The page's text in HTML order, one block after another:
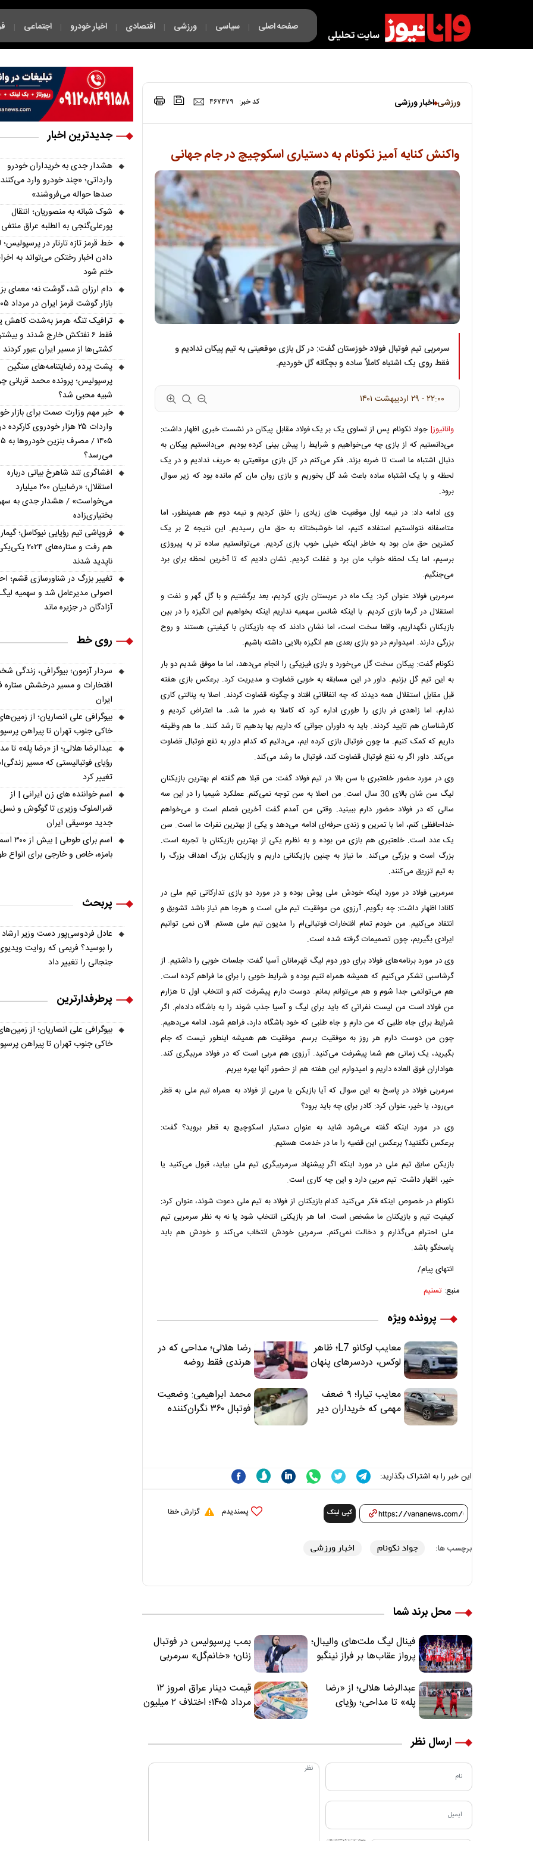
صفحه اصلی | سیاسی | ورزشی | اقتصادی | اخبار خودرو | اجتماعی |
فکت لایف |
ورزشی اخبار ورزشی کد خبر: ۴۶۷۴۷۹
واکنش کنایه آمیز نکونام به دستیاری اسکوچیچ در جام جهانی
سرمربی تیم فوتبال فولاد خوزستان گفت: در کل بازی موقعیتی به تیم پیکان ندادیم و
فقط روی یک اشتباه کاملاً ساده و بچگانه گل خوردیم.
۲۲:۰۰ - ۲۹ ارديبهشت ۱۴۰۱
وانانیوز| جواد نکونام پس از تساوی یک بر یک فولاد مقابل پیکان در نشست خبری اظهار داشت:
می‌دانستیم که از بازی چه می‌خواهیم و شرایط را پیش بینی کرده بودیم. می‌دانستیم پیکان به
دنبال اشتباه ما است تا ضربه بزند. فکر می‌کنم در کل بازی موقعیتی به حریف ندادیم و در یک
لحظه و با یک اشتباه ساده باعث شد گل بخوریم و بازی روان مان کم مانده بود که زیر سوال
برود.
وی ادامه داد: در نیمه اول موقعیت های زیادی را خلق کردیم و نیمه دوم هم همینطور، اما
متاسفانه نتوانستیم استفاده کنیم، اما خوشبختانه به حق مان رسیدیم. این نتیجه 2 بر یک
کمترین حق مان بود به خاطر اینکه خیلی خوب بازی کردیم. می‌توانستیم ساده تر به پیروزی
برسیم، اما یک لحظه خواب مان برد و غفلت کردیم. نشان دادیم که تا آخرین لحظه برای برد
می‌جنگیم.
سرمربی فولاد عنوان کرد: یک ماه در عربستان بازی کردیم، بعد برگشتیم و با گل گهر و نفت و
استقلال در گرما بازی کردیم. با اینکه شانس سهمیه نداریم اینکه بخواهیم این انگیزه را در بین
بازیکنان نگهداریم، واقعا سخت است، اما نشان دادند که چه بازیکنان با کیفیتی هستند و روح
بزرگی دارند. امیدوارم در دو بازی بعدی هم انگیزه بالایی داشته باشیم.
نکونام گفت: پیکان سخت گل می‌خورد و بازی فیزیکی را انجام می‌دهد، اما ما موفق شدیم دو بار
به این تیم گل بزنیم. داور در این مسابقه به خوبی قضاوت و مدیریت کرد. برعکس بازی هفته
قبل مقابل استقلال همه دیدند که چه اتفاقاتی افتاد و چگونه قضاوت کردند. اصلا به پنالتی کاری
ندارم، اما زاهدی فر بازی را طوری اداره کرد که کاملا به ضرر ما شد. ما اعتراض کردیم و
کارشناسان هم تایید کردند. باید به داوران جوانی که داریم بها بدهیم تا رشد کنند. ما هم وظیفه
داریم که کمک کنیم. ما چون فوتبال بازی کرده ایم، می‌دانیم که کدام داور به نفع فوتبال قضاوت
می‌کند. داور اگر به نفع فوتبال قضاوت کند، فوتبال ما رشد می‌کند.
وی در مورد حضور خلعتبری با سن بالا در تیم فولاد گفت: من قبلا هم گفته ام بهترین بازیکنان
لیگ سن شان بالای 30 سال است. من اصلا به سن توجه نمی‌کنم. عملکرد
شیمبا را در این سه
سالی که در فولاد حضور دارم ببینید. وقتی من آمدم گفت آخرین فصلم است و می‌خواهم
خداحافظی کنم، اما با تمرین و زندی حرفه‌ای ادامه می‌دهد و یکی از بهترین نفرات ما است. سن
یک عدد است. خلعتبری هم بازی من بوده و به نظرم یکی از بهترین بازیکنان با تجربه است.
بزرگ است و بزرگی می‌کند. ما نیاز به چنین بازیکنانی داریم و بازیکنان بزرگ اهداف بزرگ را
بهتیمتزریق می‌کنند.
سرمربی فولاد در مورد اینکه خودش ملی پوش بوده و در مورد دو بازی تدارکاتی تیم ملی در
کانادا اظهار داشت: چه بگویم. آرزوی من موفقیت تیم ملی است و هرجا هم نیاز باشد تشویق و
انتقاد می‌کنیم. من خودم تمام افتخارات فوتبالی‌ام را مدیونتیم ملی هستم. الان نمی توانیم
ایرادی بگیریم، چون تصمیمات گرفته شده است.
وی در مورد برنامه‌های فولاد برای دور دوم لیگ قهرمانان آسیا گفت: جلسات خوبی را داشتیم. از
گرشاسبی تشکر می‌کنیم که همیشه همراه تنیم بوده و شرایط خوبی را برای ما فراهم کرده است.
هم می‌توانمی جدا شوم و هم می‌توانم بمانم. دوست دارم پیشرفت کنم و انتخاب اول تا هزارم
من فولاد است من لیست نفراتی که باید برای لیگ و آسیا جذب شوند را به باشگاه داده‌ام. اگر
شرایط برای جاه طلبی که من دارم و جاه طلبی که خود باشگاه دارد، فراهم شود، ادامه می‌دهیم.
چون من دوست دارم هر روز به موفقیت برسم. موفقیت هم همیشه اینطور نیست که جام
بگیرید، یک زمانی هم شما پیشرفت می‌کنید. آرزوی هم مربی است که در فولاد مربیگری کند.
هواداران فوق العادهداریم و امیدوارم این هفته هم از حضور آنها بهره ببریم.
سرمربی فولاد در پاسخ به این سوال که آیا بازیکن یا مربی از فولاد به همراه تیم ملی به قطر
می‌رود، یا خیر، عنوان کرد: کادر برای چه باید برود؟
وی در مورد اینکه گفته می‌شود شاید به عنوان دستیار اسکوچیچ به قطر بروید؟ گفت:
برعکسنگفتید؟ برعکس این قضیه را ما در خدمت هستیم.
بازیکن سابق تیم ملی در مورد اینکه اگر پیشنهاد سرمربیگری تیم ملی بیاید، قبول می‌کنید یا
خیر، اظهار داشت: تیم مربی دارد و این چه کاری است.
نکونام در خصوص اینکه فکر می‌کنید کدام بازیکنان از فولاد به تیم ملی دعوت شوند، عنوان کرد:
کیفیت تیم و بازیکنان ما مشخص است. اما هر بازیکنی انتخاب شود یا نه به نظر سرمربی تیم
ملی احترام می‌گذارم و دخالت نمی‌کنم. سرمربی خودش انتخاب می‌کند و خودش هم باید
پاسخگو باشد.
انتهایپیام/
منبع: تسنیم
پرونده ویژه
معایب لوکانو L7؛ ظاهر
لوکس، دردسرهای پنهان
رضا هلالی؛ مداحی که در
هرندی فقط روضه
«تکیه‌گاه آقا مرتضی
علی(ع)» را جدی‌تر
ببینند
معایب تیارا؛ ۹ ضعف
مهمی که خریداران دیر
محمد ابراهیمی: وضعیت
فوتبال ۳۶۰ نگران‌کننده
این خبر را به اشتراک بگذارید:
کپی لینک پسندیدم گزارش خطا
برچسب ها: جواد نکونام اخبار ورزشی
محل برند شما
فینال لیگ ملت‌های والیبال؛
پرواز عقاب‌ها بر فراز نینگبو
بمب پرسپولیس در فوتبال
زنان؛ «خانم‌گل» سرمربی
عبدالرضا هلالی؛ از «رضا
پله» تا مداحی؛ رؤیای
قیمت دینار عراق امروز ۱۲
مرداد ۱۴۰۵؛ اختلاف ۲ میلیون
ارسال نظر
جدیدترین اخبار
هشدار جدی به خریداران خودرو
وارداتی؛ «چند خودرو وارد
صدها حواله می‌فروشند»
شوک شبانه به منصوریان؛ انتقال
پورعلی‌گنجی به الطلبه عراق
خط قرمز تازه تارتار در پرسپولیس؛
دادن اخبار رختکن می‌تواند به
ختم شود
دام ارزان شد، گوشت نه؛ معمای
بازار گوشت قرمز ایران در مرداد ۱۴۰۵
ترافیک تنگه هرمز به‌شدت کاهش
فقط ۶ نفتکش خارج شدند و
کشتی‌ها از مسیر ایران عبور کردند
پشت پرده رضایتنامه‌های سنگین
پرسپولیس؛ پرونده محمد قربانی
شبیه محبی شد؟
خبر مهم وزارت صمت برای بازار
واردات ۲۵ هزار خودروی کارکرده
می‌رسد؟
افشاگری تند شاهرخ بیانی درباره
استقلال؛ «رضاییان ۲۰۰ میلیارد
می‌خواست» / هشدار جدی به
بختیاری‌زاده
فروپاشی تیم رؤیایی نیوکاسل؛
هم رفت و ستاره‌های ۲۰۲۴
ناپدید شدند
تغییر بزرگ در شناورسازی قشم؛
اصولی مدیرعامل شد و سهمیه
آزادگان در جزیره ماند
روی خط
سردار آزمون؛ بیوگرافی، زندگی
افتخارات و مسیر درخشش ستاره
ایران
بیوگرافی علی انصاریان؛ از
خاکی جنوب تهران تا پیراهن
عبدالرضا هلالی؛ از «رضا پله» تا
رؤیای فوتبالیستی که مسیر
تغییر کرد
اسم خواننده های زن ایرانی | از
قمرالملوک وزیری تا گوگوش و نسل
جدید موسیقی ایران
اسم برای
بامزه، خاص و خارجی برای انواع
پربحث
عادل فردوسی‌پور دست وزیر ارشاد
را بوسید؟ فریمی که روایت
جنجالی را تغییر داد
پرطرفدارترین
بیوگرافی علی انصاریان؛ از
خاکی جنوب تهران تا پیراهن